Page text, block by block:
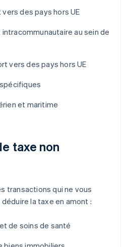
des pays hors UE
au sein de
vers des pays hors UE
et maritime
taxe non
transactions qui ne vous
la taxe en amont :
de soins de santé